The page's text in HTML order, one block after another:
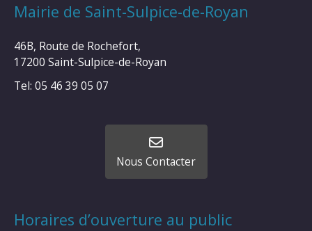
Mairie de Saint-Sulpice-de-Royan
46B, Route de Rochefort,
17200 Saint-Sulpice-de-Royan
Tel: 05 46 39 05 07
Nous Contacter
Horaires d’ouverture au public